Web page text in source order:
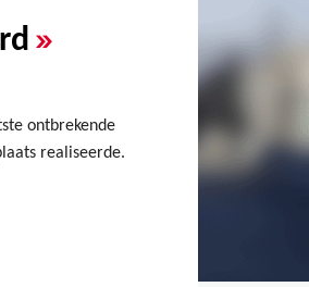
»
ontbrekende
realiseerde.